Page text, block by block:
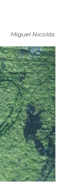
Miguel Nicolás